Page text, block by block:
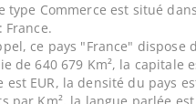
type Commerce est situé
France.
ce pays "France" dispose
de 640 679 Km², la capitale
est EUR, la densité du pays